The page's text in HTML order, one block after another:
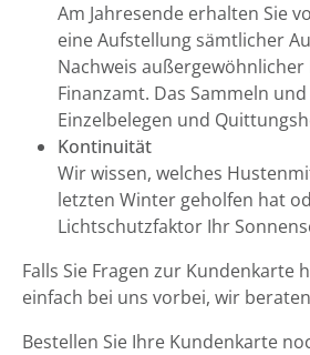
Am Jahresende erhalten Sie
eine Aufstellung sämtlicher
Nachweis
Finanzamt. Das Sammeln
Einzelbelegen und
Kontinuität
Wir wissen, welches
letzten Winter geholfen hat
Lichtschutzfaktor Ihr
Falls Sie Fragen zur Kundenkarte
einfach bei uns vorbei, wir
Bestellen Sie Ihre Kundenkarte